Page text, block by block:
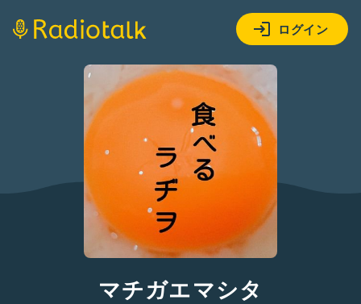
ログイン
マチガエマシタ